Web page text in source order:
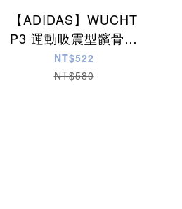
【ADIDAS】WUCHT
P3 運動吸震型髕骨帶
MB0220
NT$522
NT$580